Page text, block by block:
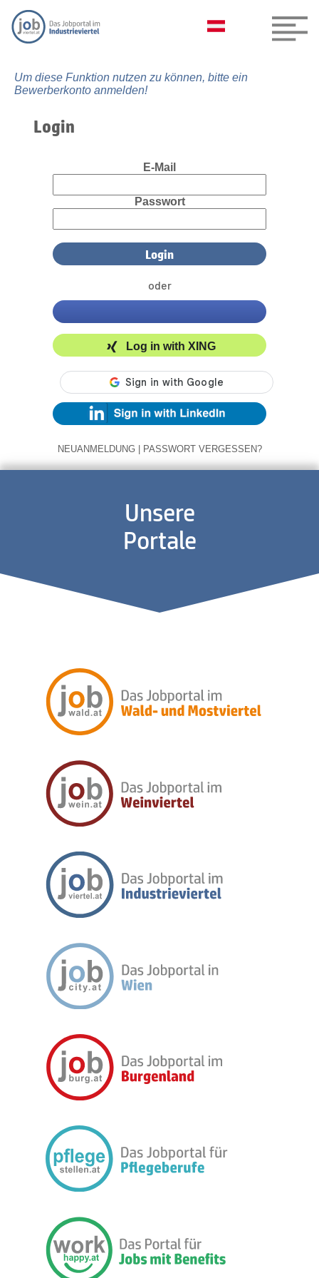
Um diese Funktion nutzen zu können, bitte ein
Bewerberkonto anmelden!
Login
E-Mail
Passwort
oder
Log in with XING
NEUANMELDUNG | PASSWORT VERGESSEN?
Unsere
Portale